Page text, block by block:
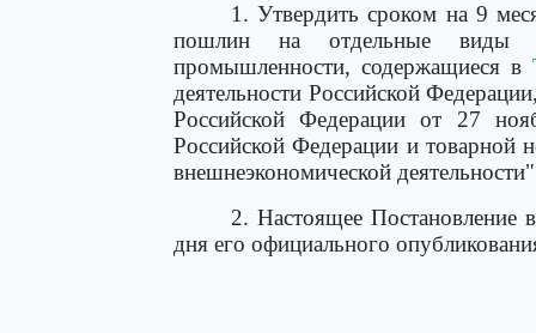
1. Утвердить сроком на 9
пошлин на отдельные виды
промышленности, содержащиеся в
деятельности Российской
Российской Федерации от 27
Российской Федерации и товарной
внешнеэкономической
2. Настоящее Постановление
дня его официального